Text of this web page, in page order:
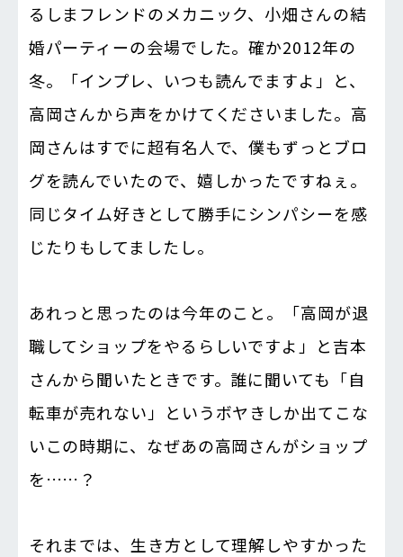
るしまフレンドのメカニック、小畑さんの結
婚パーティーの会場でした。確か2012年の
冬。「インプレ、いつも読んでますよ」と、
高岡さんから声をかけてくださいました。高
岡さんはすでに超有名人で、僕もずっとブロ
グを読んでいたので、嬉しかったですねぇ。
同じタイム好きとして勝手にシンパシーを感
じたりもしてましたし。
あれっと思ったのは今年のこと。「高岡が退
職してショップをやるらしいですよ」と吉本
さんから聞いたときです。誰に聞いても「自
転車が売れない」というボヤきしか出てこな
いこの時期に、なぜあの高岡さんがショップ
を……？
それまでは、生き方として理解しやすかった